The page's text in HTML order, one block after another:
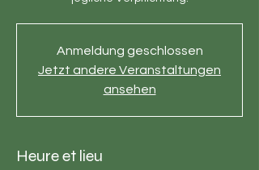
Anmeldung geschlossen
Jetzt andere Veranstaltungen
ansehen
Heure et lieu